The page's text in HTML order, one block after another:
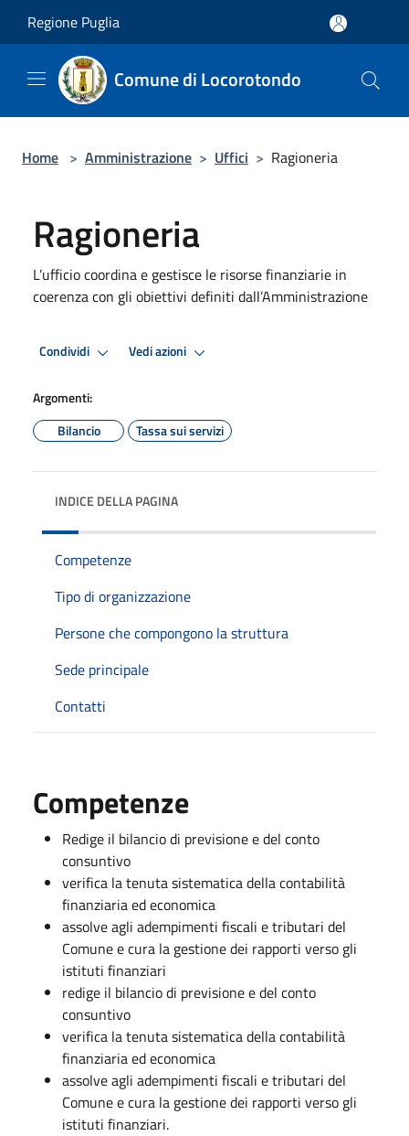
Regione Puglia
Comune di Locorotondo
Home > Amministrazione > Uffici > Ragioneria
Ragioneria
L’ufficio coordina e gestisce le risorse finanziarie in
coerenza con gli obiettivi definiti dall’Amministrazione
Condividi Vedi azioni
Argomenti:
Bilancio
Tassa sui servizi
INDICE DELLA PAGINA
Competenze
Tipo di organizzazione
Persone che compongono la struttura
Sede principale
Contatti
Competenze
Redige il bilancio di previsione e del conto
consuntivo
verifica la tenuta sistematica della contabilità
finanziaria ed economica
assolve agli adempimenti fiscali e tributari del
Comune e cura la gestione dei rapporti verso gli
istituti finanziari
redige il bilancio di previsione e del conto
consuntivo
verifica la tenuta sistematica della contabilità
finanziaria ed economica
assolve agli adempimenti fiscali e tributari del
Comune e cura la gestione dei rapporti verso gli
istituti finanziari.